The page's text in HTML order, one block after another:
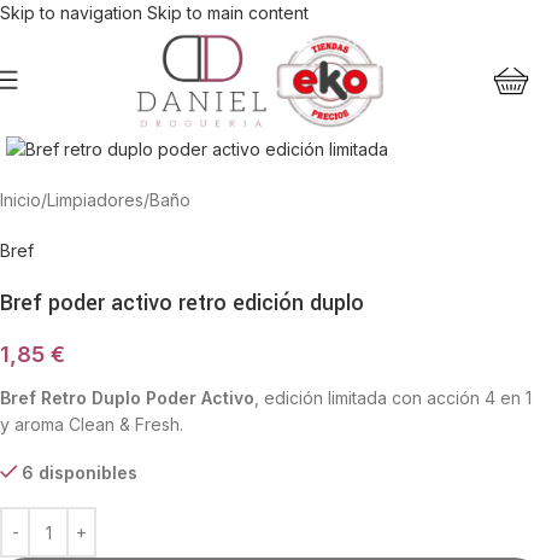
Skip to navigation Skip to main content
Haga Click para agrandar
Inicio/Limpiadores/Baño
Bref
Bref poder activo retro edición duplo
1,85 €
Bref Retro Duplo Poder Activo , edición limitada con acción 4 en 1
y aroma Clean & Fresh.
6 disponibles